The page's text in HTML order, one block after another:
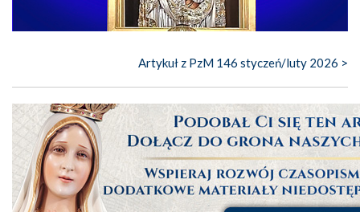
Artykuł z PzM 146 styczeń/luty 2026 >